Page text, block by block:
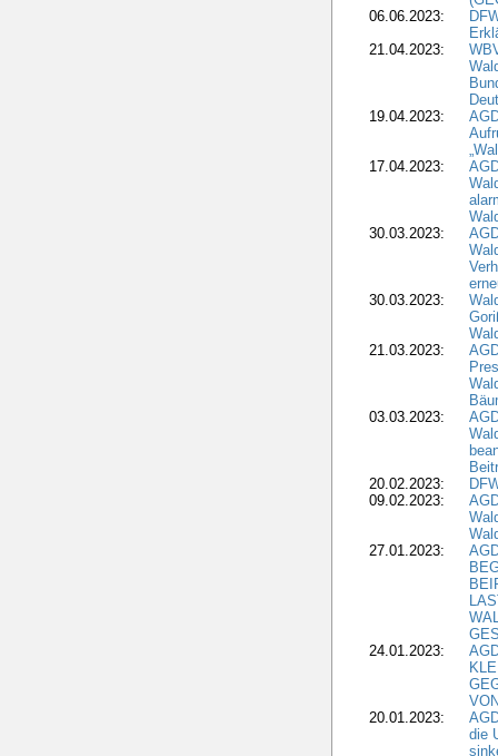
06.06.2023:
21.04.2023:
19.04.2023:
17.04.2023:
30.03.2023:
30.03.2023:
21.03.2023:
03.03.2023:
20.02.2023:
09.02.2023:
27.01.2023:
24.01.2023:
20.01.2023:
die